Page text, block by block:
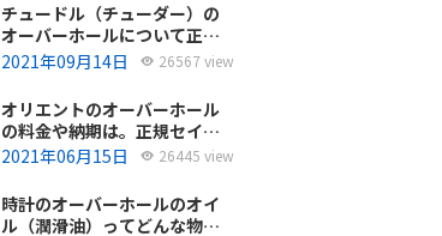
チュードル（チューダー）の
オーバーホールについて正規
サービスと腕時計修理専門店
どっち？
2021年09月14日 26567 view
オリエントのオーバーホール
の料金や納期は。正規セイコ
ーエプソンと修理専門店の比
2021年06月15日 26445 view
時計のオーバーホールのオイ
ル（潤滑油）ってどんな物を